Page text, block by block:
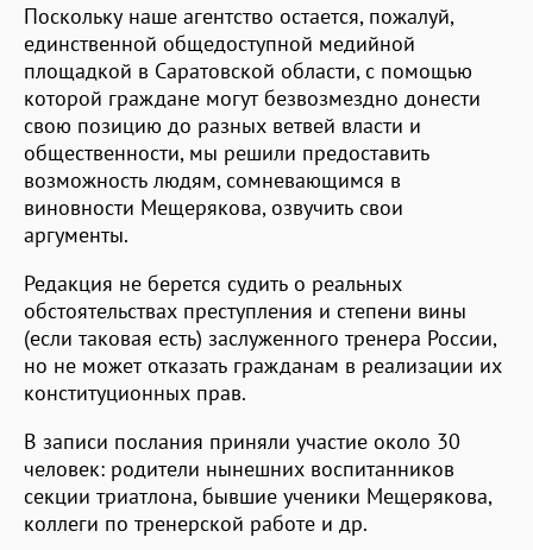
Поскольку наше агентство остается, пожалуй,
единственной общедоступной медийной
площадкой в Саратовской области, с помощью
которой граждане могут безвозмездно донести
свою позицию до разных ветвей власти и
общественности, мы решили предоставить
возможность людям, сомневающимся в
виновности Мещерякова, озвучить свои
аргументы.
Редакция не берется судить о реальных
обстоятельствах преступления и степени вины
(если таковая есть) заслуженного тренера России,
но не может отказать гражданам в реализации их
конституционных прав.
В записи послания приняли участие около 30
человек: родители нынешних воспитанников
секции триатлона, бывшие ученики Мещерякова,
коллеги по тренерской работе и др.